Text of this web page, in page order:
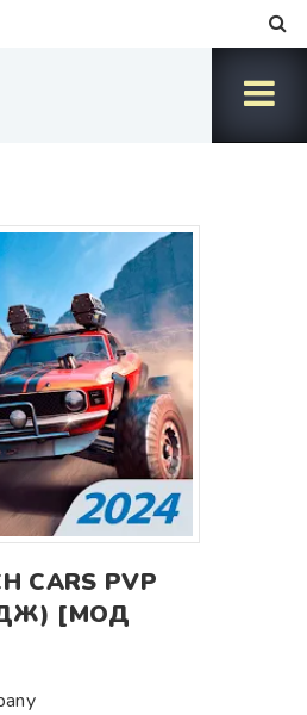
CARS PVP
[МОД